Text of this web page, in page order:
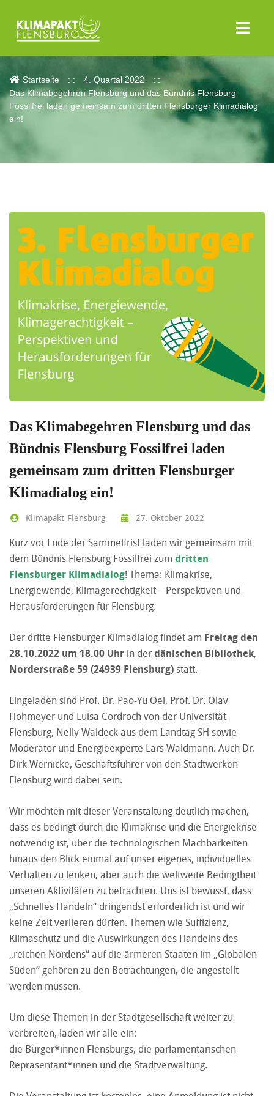
Aktuelles
Startseite
4. Quartal 2022
Das Klimabegehren Flensburg und das Bündnis Flensburg
Fossilfrei laden gemeinsam zum dritten Flensburger Klimadialog
ein!
Das Klimabegehren Flensburg und das
Bündnis Flensburg Fossilfrei laden
gemeinsam zum dritten Flensburger
Klimadialog ein!
Klimapakt-Flensburg 27. Oktober 2022
Kurz vor Ende der Sammelfrist laden wir gemeinsam mit
dem Bündnis Flensburg Fossilfrei zum dritten
Flensburger Klimadialog! Thema: Klimakrise,
Energiewende, Klimagerechtigkeit – Perspektiven und
Herausforderungen für Flensburg.
Der dritte Flensburger Klimadialog findet am Freitag den
28.10.2022 um 18.00 Uhr in derdänischen Bibliothek,
Norderstraße 59(24939 Flensburg)statt.
Eingeladen sind Prof. Dr. Pao-Yu Oei, Prof. Dr. Olav
Hohmeyer und Luisa Cordroch von der Universität
Flensburg, Nelly Waldeck aus dem Landtag SH sowie
Moderator und Energieexperte Lars Waldmann. Auch Dr.
Dirk Wernicke, Geschäftsführer von den Stadtwerken
Flensburg wird dabei sein.
Wir möchten mit dieser Veranstaltung deutlich machen,
dass es bedingt durch die Klimakrise und die Energiekrise
notwendig ist, über die technologischen Machbarkeiten
hinaus den Blick einmal auf unser eigenes, individuelles
Verhalten zu lenken, aber auch die weltweite Bedingtheit
unseren Aktivitäten zu betrachten. Uns ist bewusst, dass
„Schnelles Handeln“ dringendst erforderlich ist und wir
keine Zeit verlieren dürfen. Themen wie Suffizienz,
Klimaschutz und die Auswirkungen des Handelns des
„reichen Nordens“ auf die ärmeren Staaten im „Globalen
Süden“ gehören zu den Betrachtungen, die angestellt
werden müssen.
Um diese Themen in der Stadtgesellschaft weiter zu
verbreiten, laden wir alle ein:
die Bürger*innen Flensburgs, die parlamentarischen
Repräsentant*innen und die Stadtverwaltung.